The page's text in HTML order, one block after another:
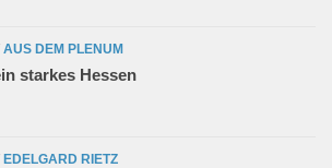
AUS DEM PLENUM
starkes Hessen
EDELGARD RIETZ